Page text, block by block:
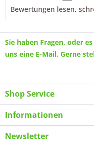
Bewertungen lesen,
Sie haben Fragen, oder
uns eine E-Mail. Gerne
Shop Service
Informationen
Newsletter